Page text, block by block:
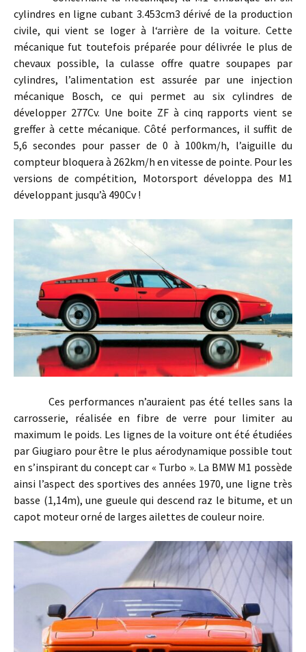
cylindres en ligne cubant 3.453cm3 dérivé de la production
civile, qui vient se loger à l‘arrière de la voiture. Cette
mécanique fut toutefois préparée pour délivrée le plus de
chevaux possible, la culasse offre quatre soupapes par
cylindres, l’alimentation est assurée par une injection
mécanique Bosch, ce qui permet au six cylindres de
développer 277Cv. Une boite ZF à cinq rapports vient se
greffer à cette mécanique. Côté performances, il suffit de
5,6 secondes pour passer de 0 à 100km/h, l’aiguille du
compteur bloquera à 262km/h en vitesse de pointe. Pour les
versions de compétition, Motorsport développa des M1
développant jusqu’à 490Cv !
Ces performances n’auraient pas été telles sans la
carrosserie, réalisée en fibre de verre pour limiter au
maximum le poids. Les lignes de la voiture ont été étudiées
par Giugiaro pour être le plus aérodynamique possible tout
en s’inspirant du concept car « Turbo ». La BMW M1 possède
ainsi l’aspect des sportives des années 1970, une ligne très
basse (1,14m), une gueule qui descend raz le bitume, et un
capot moteur orné de larges ailettes de couleur noire.